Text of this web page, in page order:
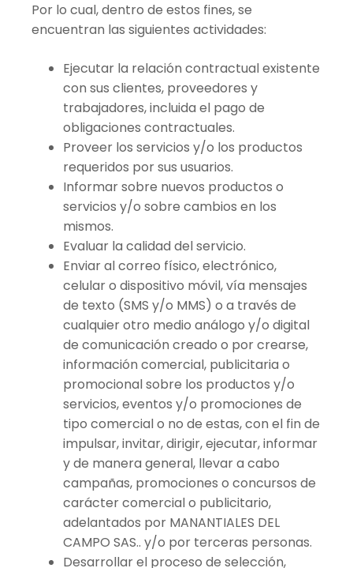
Por lo cual, dentro de estos fines, se
encuentran las siguientes actividades:
Ejecutar la relación contractual existente
con sus clientes, proveedores y
trabajadores, incluida el pago de
obligaciones contractuales.
Proveer los servicios y/o los productos
requeridos por sus usuarios.
Informar sobre nuevos productos o
servicios y/o sobre cambios en los
mismos.
Evaluar la calidad del servicio.
Enviar al correo físico, electrónico,
celular o dispositivo móvil, vía mensajes
de texto (SMS y/o MMS) o a través de
cualquier otro medio análogo y/o digital
de comunicación creado o por crearse,
información comercial, publicitaria o
promocional sobre los productos y/o
servicios, eventos y/o promociones de
tipo comercial o no de estas, con el fin de
impulsar, invitar, dirigir, ejecutar, informar
y de manera general, llevar a cabo
campañas, promociones o concursos de
carácter comercial o publicitario,
adelantados por MANANTIALES DEL
CAMPO SAS.. y/o por terceras personas.
Desarrollar el proceso de selección,